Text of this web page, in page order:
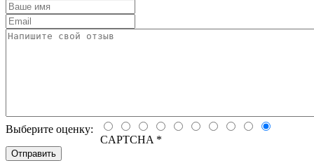
Выберите оценку:
CAPTCHA *